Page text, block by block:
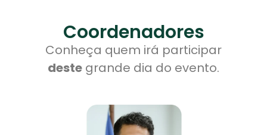
Coordenadores
Conheça quem irá participar
destegrande dia do evento.